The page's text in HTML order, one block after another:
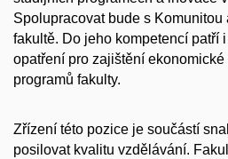
Spolupracovat bude s
fakultě. Do jeho kompetencí patří
opatření pro zajištění
programů fakulty.
Zřízení této pozice je součástí
posilovat kvalitu vzdělávání.